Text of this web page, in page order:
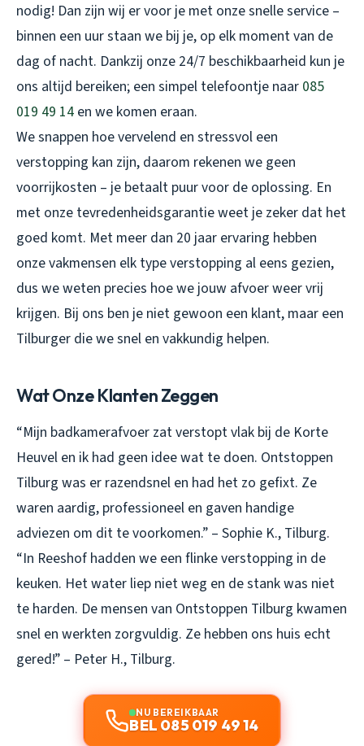
nodig! Dan zijn wij er voor je met onze snelle service –
binnen een uur staan we bij je, op elk moment van de
dag of nacht. Dankzij onze 24/7 beschikbaarheid kun je
ons altijd bereiken; een simpel telefoontje naar 085
019 49 14 en we komen eraan.
We snappen hoe vervelend en stressvol een
verstopping kan zijn, daarom rekenen we geen
voorrijkosten – je betaalt puur voor de oplossing. En
met onze tevredenheidsgarantie weet je zeker dat het
goed komt. Met meer dan 20 jaar ervaring hebben
onze vakmensen elk type verstopping al eens gezien,
dus we weten precies hoe we jouw afvoer weer vrij
krijgen. Bij ons ben je niet gewoon een klant, maar een
Tilburger die we snel en vakkundig helpen.
Wat Onze Klanten Zeggen
“Mijn badkamerafvoer zat verstopt vlak bij de Korte
Heuvel en ik had geen idee wat te doen. Ontstoppen
Tilburg was er razendsnel en had het zo gefixt. Ze
waren aardig, professioneel en gaven handige
adviezen om dit te voorkomen.” – Sophie K., Tilburg.
“In Reeshof hadden we een flinke verstopping in de
keuken. Het water liep niet weg en de stank was niet
te harden. De mensen van Ontstoppen Tilburg kwamen
snel en werkten zorgvuldig. Ze hebben ons huis echt
gered!” – Peter H., Tilburg.
NU BEREIKBAAR
BEL 085 019 49 14